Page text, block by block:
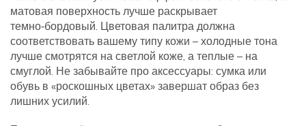
матовая поверхность лучше раскрывает
темно‑бордовый. Цветовая палитра должна
соответствовать вашему типу кожи – холодные тона
лучше смотрятся на светлой коже, а теплые – на
смуглой. Не забывайте про аксессуары: сумка или
обувь в «роскошных цветах» завершат образ без
лишних усилий.